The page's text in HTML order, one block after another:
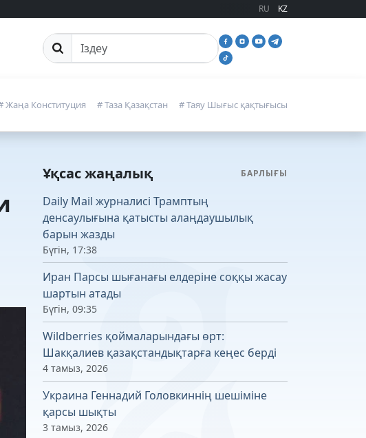
RU KZ
Сайттан іздеу
Жаңа Конституция # Таза Қазақстан # Таяу Шығыс қақтығысы
Ұқсас жаңалық БАРЛЫҒЫ
Daily Mail журналисі Трамптың
денсаулығына қатысты алаңдаушылық
барын жазды
Бүгін, 17:38
Иран Парсы шығанағы елдеріне соққы жасау
шартын атады
Бүгін, 09:35
Wildberries қоймаларындағы өрт:
Шакқалиев қазақстандықтарға кеңес берді
4 тамыз, 2026
Украина Геннадий Головкиннің шешіміне
қарсы шықты
3 тамыз, 2026